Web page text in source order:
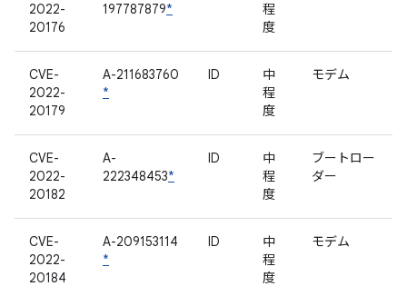
2022-
20176
197787879*
程
度
CVE-
2022-
20179
A-211683760
*
ID
中
程
度
モデム
CVE-
2022-
20182
A-
222348453*
ID
中
程
度
ブートロー
ダー
CVE-
2022-
20184
A-209153114
*
ID
中
程
度
モデム